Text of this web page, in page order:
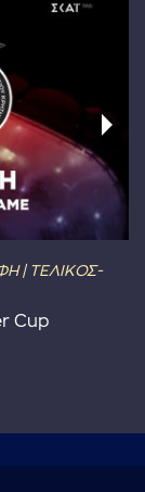
| ΤΕΛΙΚΟΣ-
Cup